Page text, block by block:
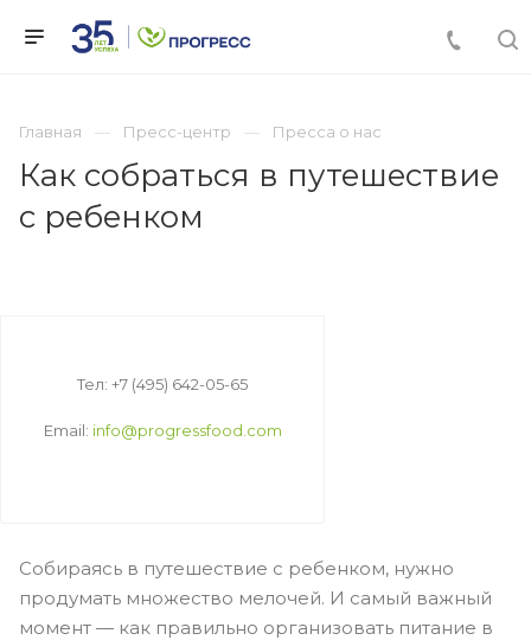
Главная Пресс-центр Пресса о нас
Как собраться в путешествие
с ребенком
Тел: +7 (495) 642-05-65
Email: info@progressfood.com
Собираясь в путешествие с ребенком, нужно
продумать множество мелочей. И самый важный
момент — как правильно организовать питание в